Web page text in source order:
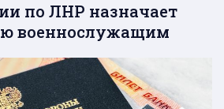
по ЛНР назначает
военнослужащим